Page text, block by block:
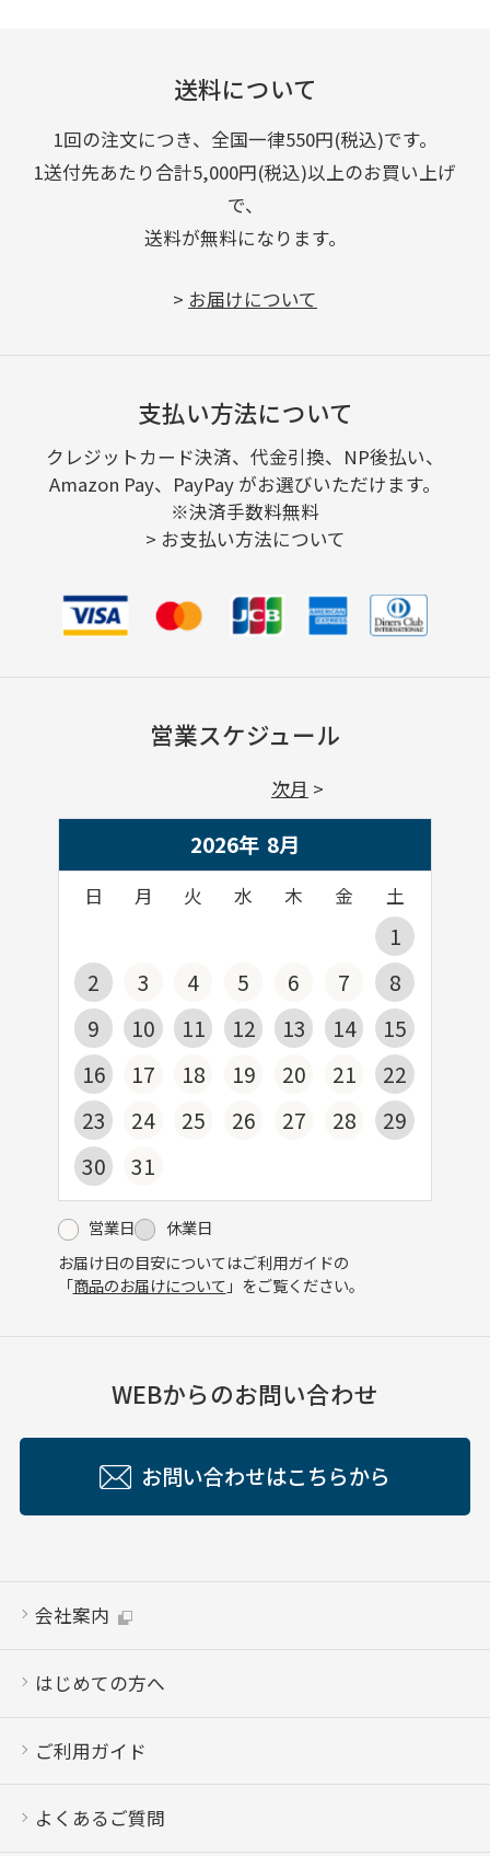
送料について
1回の注文につき、全国一律550円(税込)です。
1送付先あたり合計5,000円(税込)以上のお買い上げ
で、
送料が無料になります。
> お届けについて
支払い方法について
クレジットカード決済、代金引換、NP後払い、
Amazon Pay、PayPay がお選びいただけます。
※決済手数料無料
> お支払い方法について
営業スケジュール
2026年 8月
日 月 火 水 木 金 土
1
2
3 4 5 6 7
8
9
10 11 12 13 14
15
16
17 18 19 20 21
22
23
24 25 26 27 28
29
30
31
次月
営業日
休業日
お届け日の目安についてはご利用ガイドの
「商品のお届けについて 」をご覧ください。
WEBからのお問い合わせ
お問い合わせはこちらから
会社案内
はじめての方へ
ご利用ガイド
よくあるご質問